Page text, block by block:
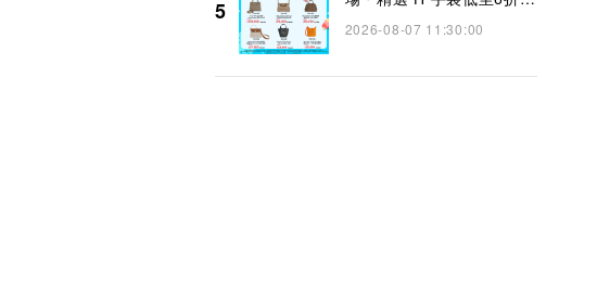
5
👜】
2026-08-07 11:30:00